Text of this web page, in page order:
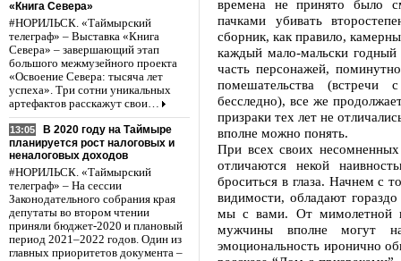
«Книга Севера»
#НОРИЛЬСК. «Таймырский
телеграф» – Выставка «Книга
Севера» – завершающий этап
большого межмузейного проекта
«Освоение Севера: тысяча лет
успеха». Три сотни уникальных
артефактов расскажут свои…
13:05
В 2020 году на Таймыре
планируется рост налоговых и
неналоговых доходов
#НОРИЛЬСК. «Таймырский
телеграф» – На сессии
Законодательного собрания края
депутаты во втором чтении
приняли бюджет-2020 и плановый
период 2021–2022 годов. Один из
главных приоритетов документа –
времена не принято было
пачками убивать
сборник, как правило,
каждый мало-мальски
часть персонажей,
помешательства
бесследно), все же
призраки тех лет не
вполне можно понять.
При всех своих
отличаются некой
броситься в глаза. Начнем с
видимости, обладают
мы с вами. От мимолетной
мужчины вполне могут
эмоциональность иронично